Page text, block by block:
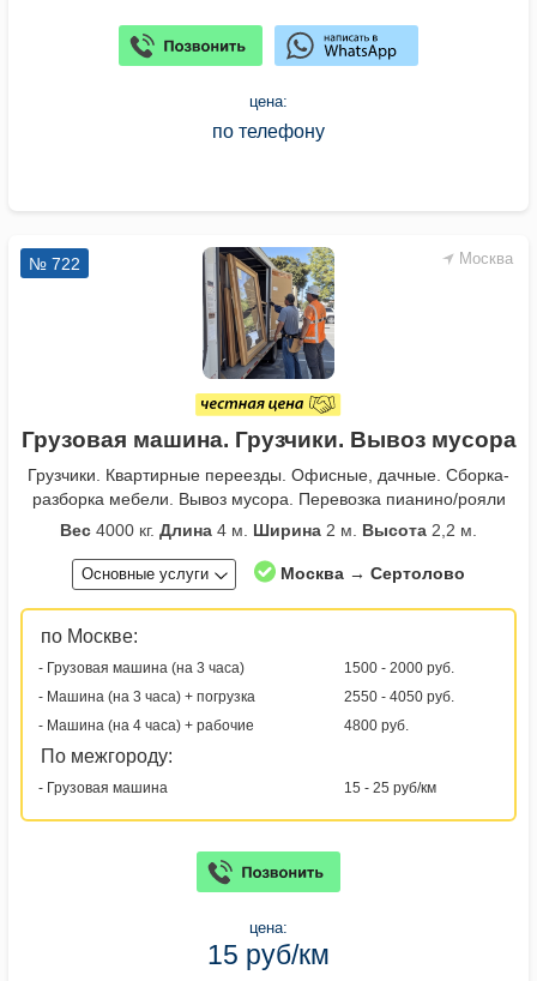
цена:
по телефону
Москва
№ 722
Грузовая машина. Грузчики. Вывоз мусора
Грузчики. Квартирные переезды. Офисные, дачные. Сборка-
разборка мебели. Вывоз мусора. Перевозка пианино/рояли
Вес 4000 кг. Длина 4 м. Ширина 2 м. Высота 2,2 м.
Основные услуги Москва → Сертолово
по Москве:
- Грузовая машина (на 3 часа)
1500 - 2000 руб.
- Машина (на 3 часа) + погрузка
2550 - 4050 руб.
- Машина (на 4 часа) + рабочие
4800 руб.
По межгороду:
- Грузовая машина 15 - 25 руб/км
цена:
15 руб/км